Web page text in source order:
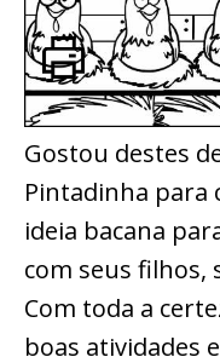
Gostou destes
Pintadinha para
ideia bacana
com seus filhos,
Com toda a
boas atividades